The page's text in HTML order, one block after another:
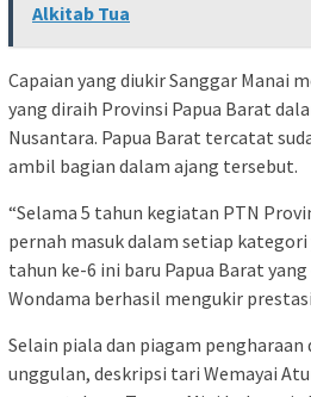
Alkitab Tua
Capaian yang diukir Sanggar Manai
yang diraih Provinsi Papua Barat
Nusantara. Papua Barat tercatat
ambil bagian dalam ajang tersebut.
“Selama 5 tahun kegiatan PTN
pernah masuk dalam setiap kategori
tahun ke-6 ini baru Papua Barat
Wondama berhasil mengukir
Selain piala dan piagam
unggulan, deskripsi tari Wemayai